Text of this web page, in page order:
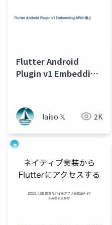
Flutter Android
Plugin v1 Embedding
laiso 𝕏 2K